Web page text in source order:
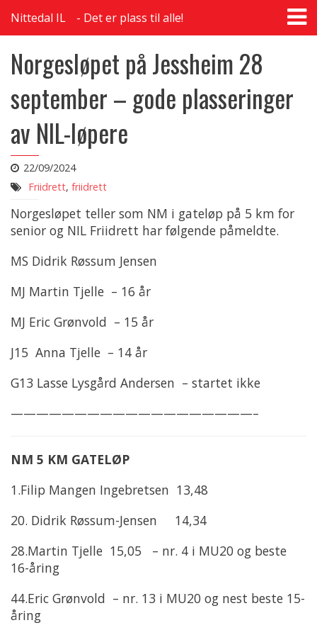
Nittedal IL Det er plass til alle!
Norgesløpet på Jessheim 28
september – gode plasseringer
av NIL-løpere
22/09/2024
Friidrett, friidrett
Norgesløpet teller som NM i gateløp på 5 km for
senior og NIL Friidrett har følgende påmeldte.
MS Didrik Røssum Jensen
MJ Martin Tjelle – 16 år
MJ Eric Grønvold – 15 år
J15 Anna Tjelle – 14 år
G13 Lasse Lysgård Andersen – startet ikke
———————————————————–
NM 5 KM GATELØP
1.Filip Mangen Ingebretsen 13,48
20. Didrik Røssum-Jensen 14,34
28.Martin Tjelle 15,05 – nr. 4 i MU20 og beste
16-åring
44.Eric Grønvold – nr. 13 i MU20 og nest beste 15-
åring